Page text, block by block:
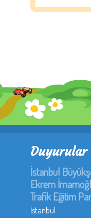
Duyurular
İstanbul
Ekrem
Trafik Eğitim
İstanbul ...